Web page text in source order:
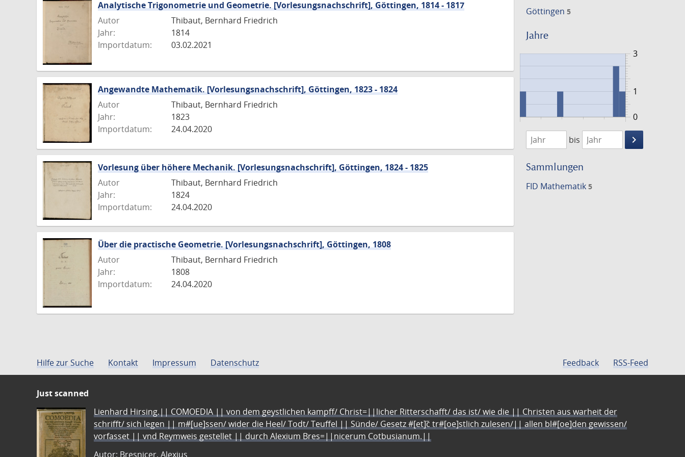
Göttingen 5
Jahre
0
3
1
1808
1825
bis
keyboard_arrow_right
Suche
Sammlungen
FID Mathematik 5
Analytische Trigonometrie und Geometrie. [Vorlesungsnachschrift], Göttingen, 1814 - 1817
Autor
Thibaut, Bernhard Friedrich
Jahr:
1814
Importdatum:
03.02.2021
Angewandte Mathematik. [Vorlesungsnachschrift], Göttingen, 1823 - 1824
Autor
Thibaut, Bernhard Friedrich
Jahr:
1823
Importdatum:
24.04.2020
Vorlesung über höhere Mechanik. [Vorlesungsnachschrift], Göttingen, 1824 - 1825
Autor
Thibaut, Bernhard Friedrich
Jahr:
1824
Importdatum:
24.04.2020
Über die practische Geometrie. [Vorlesungsnachschrift], Göttingen, 1808
Autor
Thibaut, Bernhard Friedrich
Jahr:
1808
Importdatum:
24.04.2020
Hilfe zur Suche Kontakt Impressum Datenschutz Feedback RSS-Feed
Just scanned
Lienhard Hirsing.|| COMOEDIA || von dem geystlichen kampff/ Christ=||licher Ritterschafft/ das ist/ wie die || Christen aus warheit der
schrifft/ sich legen || m#[ue]ssen/ wider die Heel/ Todt/ Teuffel || Sünde/ Gesetz #[et]c̃ tr#[oe]stlich zulesen/|| allen bl#[oe]den gewissen/
vorfasset || vnd Reymweis gestellet || durch Alexium Bres=||nicerum Cotbusianum.||
Autor: Bresnicer, Alexius